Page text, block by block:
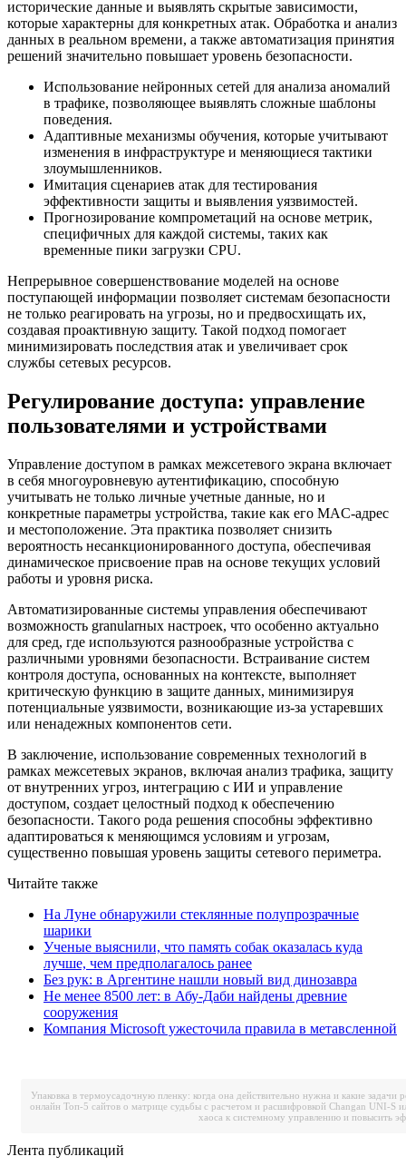
исторические данные и выявлять скрытые зависимости,
которые характерны для конкретных атак. Обработка и анализ
данных в реальном времени, а также автоматизация принятия
решений значительно повышает уровень безопасности.
Использование нейронных сетей для анализа аномалий
в трафике, позволяющее выявлять сложные шаблоны
поведения.
Адаптивные механизмы обучения, которые учитывают
изменения в инфраструктуре и меняющиеся тактики
злоумышленников.
Имитация сценариев атак для тестирования
эффективности защиты и выявления уязвимостей.
Прогнозирование компрометаций на основе метрик,
специфичных для каждой системы, таких как
временные пики загрузки CPU.
Непрерывное совершенствование моделей на основе
поступающей информации позволяет системам безопасности
не только реагировать на угрозы, но и предвосхищать их,
создавая проактивную защиту. Такой подход помогает
минимизировать последствия атак и увеличивает срок
службы сетевых ресурсов.
Регулирование доступа: управление
пользователями и устройствами
Управление доступом в рамках межсетевого экрана включает
в себя многоуровневую аутентификацию, способную
учитывать не только личные учетные данные, но и
конкретные параметры устройства, такие как его MAC-адрес
и местоположение. Эта практика позволяет снизить
вероятность несанкционированного доступа, обеспечивая
динамическое присвоение прав на основе текущих условий
работы и уровня риска.
Автоматизированные системы управления обеспечивают
возможность granularных настроек, что особенно актуально
для сред, где используются разнообразные устройства с
различными уровнями безопасности. Встраивание систем
контроля доступа, основанных на контексте, выполняет
критическую функцию в защите данных, минимизируя
потенциальные уязвимости, возникающие из-за устаревших
или ненадежных компонентов сети.
В заключение, использование современных технологий в
рамках межсетевых экранов, включая анализ трафика, защиту
от внутренних угроз, интеграцию с ИИ и управление
доступом, создает целостный подход к обеспечению
безопасности. Такого рода решения способны эффективно
адаптироваться к меняющимся условиям и угрозам,
существенно повышая уровень защиты сетевого периметра.
Читайте также
На Луне обнаружили стеклянные полупрозрачные
шарики
Ученые выяснили, что память собак оказалась куда
лучше, чем предполагалось ранее
Без рук: в Аргентине нашли новый вид динозавра
Не менее 8500 лет: в Абу-Даби найдены древние
сооружения
Компания Microsoft ужесточила правила в метавсленной
Упаковка в термоусадочную пленку: когда она действительно нужна и какие задачи
онлайн Топ-5 сайтов о матрице судьбы с расчетом и расшифровкой Changan UNI-S
хаоса к системному управлению и повысить
Лента публикаций